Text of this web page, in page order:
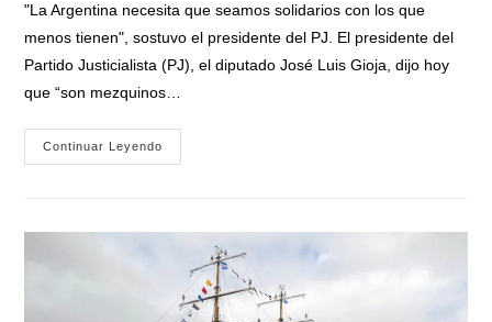
entrada:
"La Argentina necesita que seamos solidarios con los que
menos tienen", sostuvo el presidente del PJ. El presidente del
Partido Justicialista (PJ), el diputado José Luis Gioja, dijo hoy
que “son mezquinos…
Continuar Leyendo
Oponerse
Coparticipación
Porteña
Mezquino